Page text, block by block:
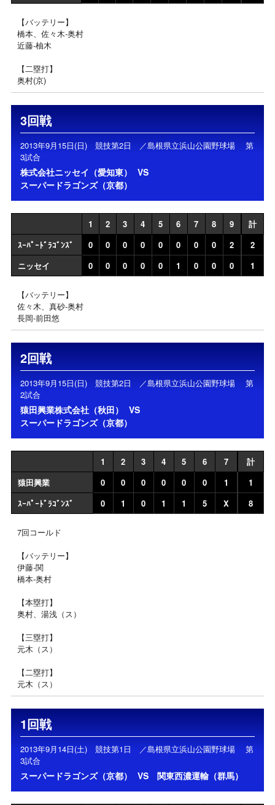
【バッテリー】
橋本、佐々木‐奥村
近藤‐柚木
【二塁打】
奥村(京)
3回戦
2013年9月15日(日) 競技第2日 ／島根県立浜山公園野球場 第
3試合
株式会社ニッセイ（愛知東）
VS
スーパードラゴンズ（京都）
1 2 3 4 5 6 7 8 9
計
ｽｰﾊﾟｰﾄﾞﾗｺﾞﾝｽﾞ
0 0 0 0 0 0 0 0 2
2
ニッセイ
0 0 0 0 0 1 0 0 0 1
【バッテリー】
佐々木、真砂‐奥村
長岡‐前田悠
2回戦
2013年9月15日(日) 競技第2日 ／島根県立浜山公園野球場 第
2試合
猿田興業株式会社（秋田）
VS
スーパードラゴンズ（京都）
1 2 3 4 5 6 7
計
猿田興業
0 0 0 0 0 0 1
1
ｽｰﾊﾟｰﾄﾞﾗｺﾞﾝｽﾞ
0 1 0 1 1 5 X 8
7回コールド
【バッテリー】
伊藤‐関
橋本‐奥村
【本塁打】
奥村、湯浅（ス）
【三塁打】
元木（ス）
【二塁打】
元木（ス）
1回戦
2013年9月14日(土) 競技第1日 ／島根県立浜山公園野球場 第
3試合
スーパードラゴンズ（京都） VS 関東西濃運輸（群馬）